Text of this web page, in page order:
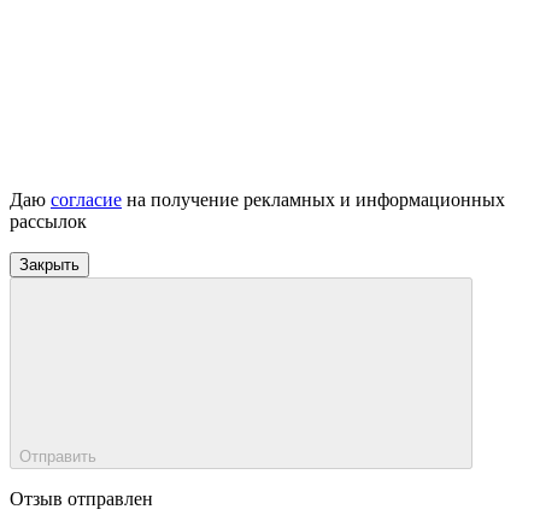
Даю согласие на получение рекламных и информационных
рассылок
Закрыть
Отправить
Отзыв отправлен